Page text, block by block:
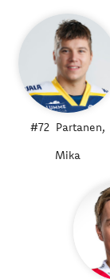
#72 Partanen,
Mika